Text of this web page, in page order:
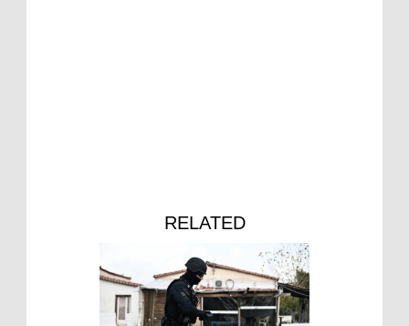
RELATED